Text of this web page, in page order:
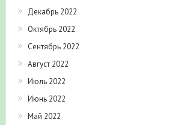
Декабрь 2022
Октябрь 2022
Сентябрь 2022
Август 2022
Июль 2022
Июнь 2022
Май 2022